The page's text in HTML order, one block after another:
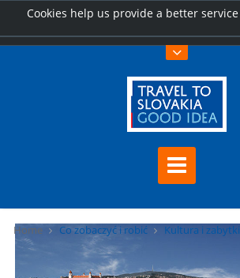
Cookies help us provide a better service
Home Co zobaczyć i robić Kultura i zabytki